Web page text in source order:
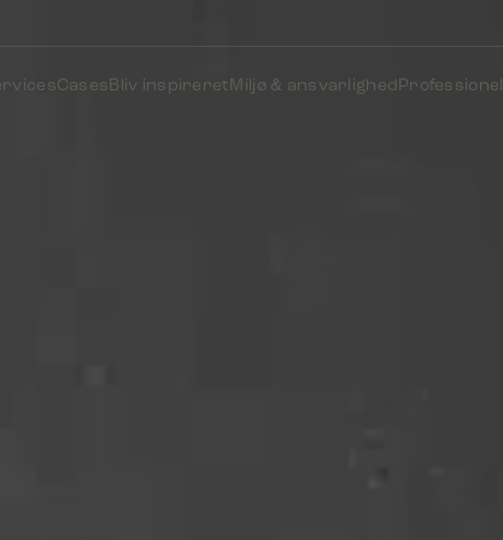
CasesBliv inspireretMiljø & ansvarlighedProfessionel